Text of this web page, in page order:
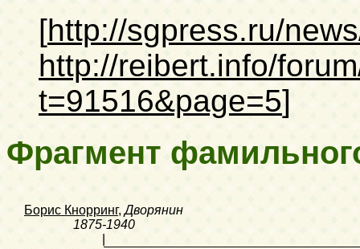
[http://sgpress.ru/
http://reibert.info/
t=91516&page=5]
Фрагмент
Борис Кнорринг,Дворянин
1875-1940